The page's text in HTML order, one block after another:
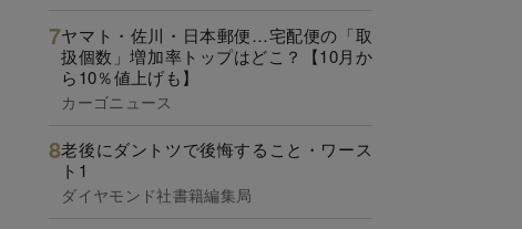
ヤマト・佐川・日本郵便…宅配便の「取
扱個数」増加率トップはどこ？【10月か
ら10％値上げも】
カーゴニュース
老後にダントツで後悔すること・ワース
ト1
ダイヤモンド社書籍編集局